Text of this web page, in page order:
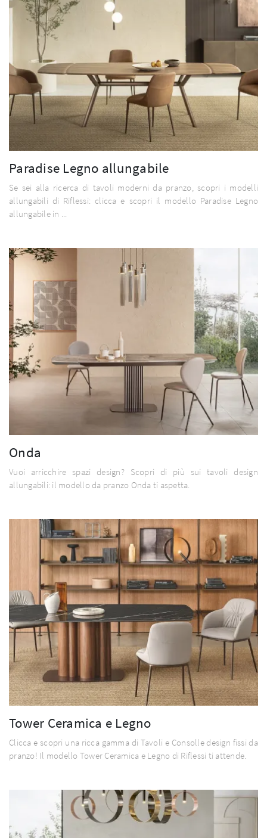
Paradise Legno allungabile
Se sei alla ricerca di tavoli moderni da pranzo, scopri i modelli
allungabili di Riflessi: clicca e scopri il modello Paradise Legno
allungabile in ...
Onda
Vuoi arricchire spazi design? Scopri di più sui tavoli design
allungabili: il modello da pranzo Onda ti aspetta.
Tower Ceramica e Legno
Clicca e scopri una ricca gamma di Tavoli e Consolle design fissi da
pranzo! Il modello Tower Ceramica e Legno di Riflessi ti attende.